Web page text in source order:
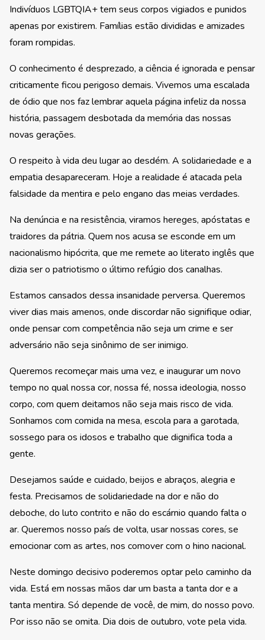
Indivíduos LGBTQIA+ tem seus corpos vigiados e punidos
apenas por existirem. Famílias estão divididas e amizades
foram rompidas.
O conhecimento é desprezado, a ciência é ignorada e pensar
criticamente ficou perigoso demais. Vivemos uma escalada
de ódio que nos faz lembrar aquela página infeliz da nossa
história, passagem desbotada da memória das nossas
novas gerações.
O respeito à vida deu lugar ao desdém. A solidariedade e a
empatia desapareceram. Hoje a realidade é atacada pela
falsidade da mentira e pelo engano das meias verdades.
Na denúncia e na resistência, viramos hereges, apóstatas e
traidores da pátria. Quem nos acusa se esconde em um
nacionalismo hipócrita, que me remete ao literato inglês que
dizia ser o patriotismo o último refúgio dos canalhas.
Estamos cansados dessa insanidade perversa. Queremos
viver dias mais amenos, onde discordar não signifique odiar,
onde pensar com competência não seja um crime e ser
adversário não seja sinônimo de ser inimigo.
Queremos recomeçar mais uma vez, e inaugurar um novo
tempo no qual nossa cor, nossa fé, nossa ideologia, nosso
corpo, com quem deitamos não seja mais risco de vida.
Sonhamos com comida na mesa, escola para a garotada,
sossego para os idosos e trabalho que dignifica toda a
gente.
Desejamos saúde e cuidado, beijos e abraços, alegria e
festa. Precisamos de solidariedade na dor e não do
deboche, do luto contrito e não do escárnio quando falta o
ar. Queremos nosso país de volta, usar nossas cores, se
emocionar com as artes, nos comover com o hino nacional.
Neste domingo decisivo poderemos optar pelo caminho da
vida. Está em nossas mãos dar um basta a tanta dor e a
tanta mentira. Só depende de você, de mim, do nosso povo.
Por isso não se omita. Dia dois de outubro, vote pela vida.